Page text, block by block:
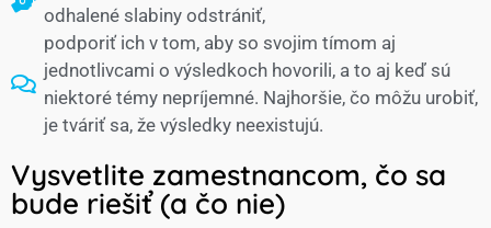
odhalené slabiny odstrániť,
podporiť ich v tom, aby so svojim tímom aj
jednotlivcami o výsledkoch hovorili, a to aj keď sú
niektoré témy nepríjemné. Najhoršie, čo môžu urobiť,
je tváriť sa, že výsledky neexistujú.
Vysvetlite zamestnancom, čo sa
bude riešiť (a čo nie)